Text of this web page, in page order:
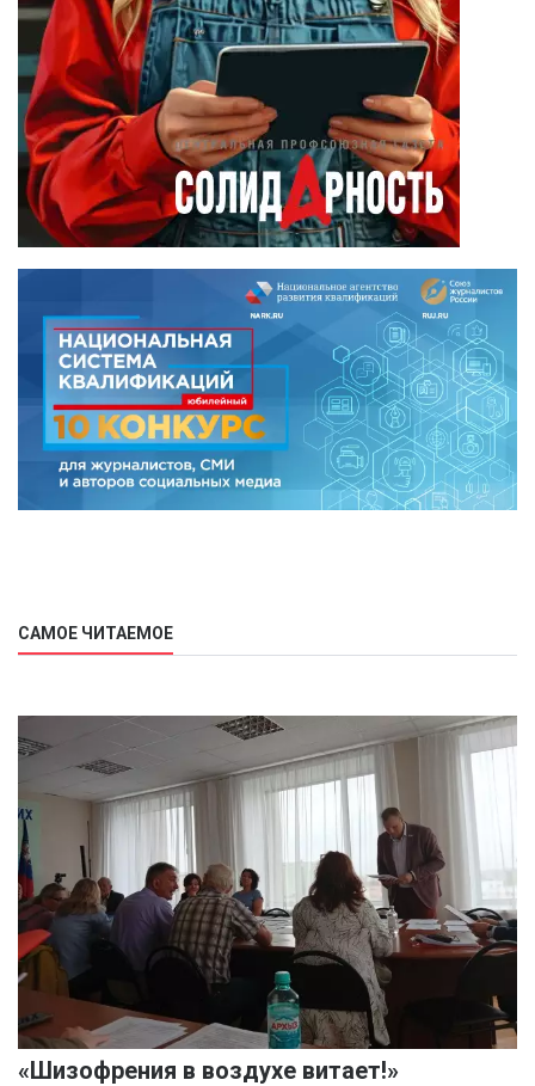
САМОЕ ЧИТАЕМОЕ
«Шизофрения в воздухе витает!»